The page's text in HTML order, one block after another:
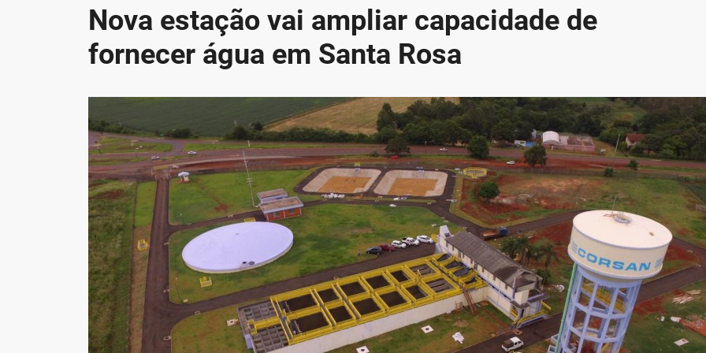
Nova estação vai ampliar capacidade de
fornecer água em Santa Rosa